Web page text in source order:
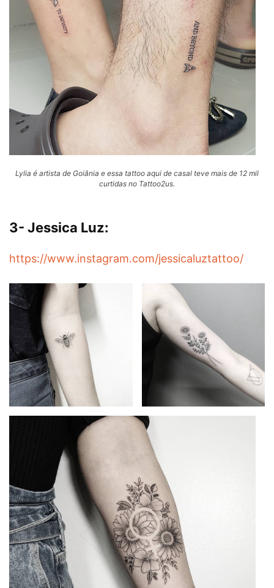
Lylia é artista de Goiânia e essa tattoo aqui de casal teve mais de 12 mil
curtidas no Tattoo2us.
3- Jessica Luz:
https://www.instagram.com/jessicaluztattoo/